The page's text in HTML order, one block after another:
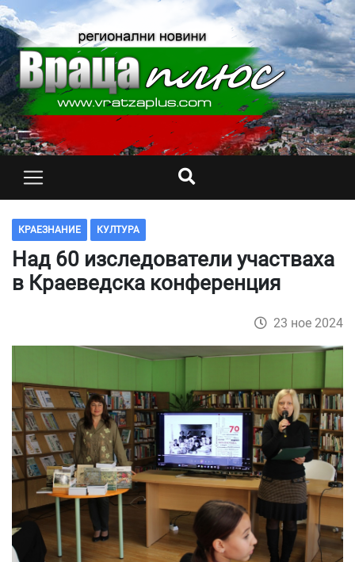
КРАЕЗНАНИЕ КУЛТУРА
Над 60 изследователи участваха
в Краеведска конференция
23 ное 2024